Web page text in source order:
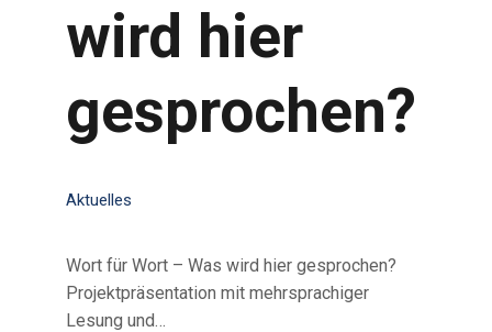
wird hier
gesprochen?
Aktuelles
Wort für Wort – Was wird hier gesprochen?
Projektpräsentation mit mehrsprachiger
Lesung und…